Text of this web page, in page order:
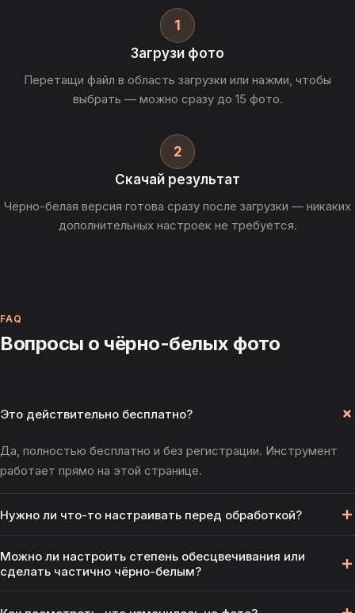
1
Загрузи фото
Перетащи файл в область загрузки или нажми, чтобы
выбрать — можно сразу до 15 фото.
2
Скачай результат
Чёрно-белая версия готова сразу после загрузки — никаких
дополнительных настроек не требуется.
FAQ
Вопросы о чёрно-белых фото
Это действительно бесплатно?
Да, полностью бесплатно и без регистрации. Инструмент
работает прямо на этой странице.
Нужно ли что-то настраивать перед обработкой?
Нет — просто загрузи фото, инструмент сразу
обесцвечивает изображение в оттенки серого без
Можно ли настроить степень обесцвечивания или
сделать частично чёрно-белым?
В этом инструменте — нет, здесь честное полное